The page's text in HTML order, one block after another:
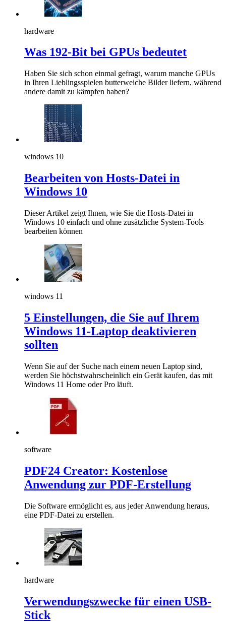
hardware
Was 192-Bit bei GPUs bedeutet
Haben Sie sich schon einmal gefragt, warum manche GPUs
in Ihren Lieblingsspielen butterweiche Bilder liefern, während
andere damit zu kämpfen haben?
windows 10
Bearbeiten von Hosts-Datei in
Windows 10
Dieser Artikel zeigt Ihnen, wie Sie die Hosts-Datei in
Windows 10 einfach und ohne zusätzliche System-Tools
bearbeiten können
windows 11
5 Einstellungen, die Sie auf Ihrem
Windows 11-Laptop deaktivieren
sollten
Wenn Sie auf der Suche nach einem neuen Laptop sind,
werden Sie höchstwahrscheinlich ein Gerät kaufen, das mit
Windows 11 Home oder Pro läuft.
software
PDF24 Creator: Kostenlose
Anwendung zur PDF-Erstellung
Die Software ermöglicht es, aus jeder Anwendung heraus,
eine PDF-Datei zu erstellen.
hardware
Verwendungszwecke für einen USB-
Stick